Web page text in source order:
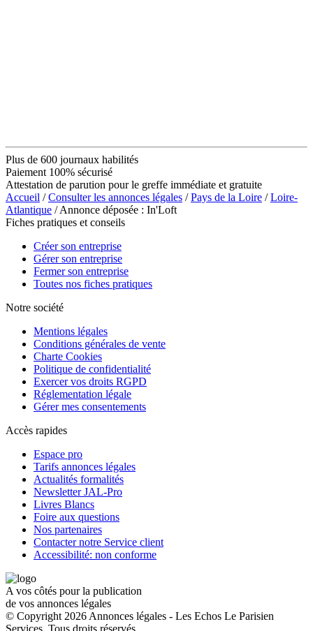
Plus de 600 journaux habilités
Paiement 100% sécurisé
Attestation de parution pour le greffe immédiate et gratuite
Accueil /Consulter les annonces légales /Pays de la Loire /Loire-
Atlantique / Annonce déposée : In'Loft
Fiches pratiques et conseils
Créer son entreprise
Gérer son entreprise
Fermer son entreprise
Toutes nos fiches pratiques
Notre société
Mentions légales
Conditions générales de vente
Charte Cookies
Politique de confidentialité
Exercer vos droits RGPD
Réglementation légale
Gérer mes consentements
Accès rapides
Espace pro
Tarifs annonces légales
Actualités formalités
Newsletter JAL-Pro
Livres Blancs
Foire aux questions
Nos partenaires
Contacter notre Service client
Accessibilité: non conforme
A vos côtés pour la publication
de vos annonces légales
© Copyright 2026 Annonces légales - Les Echos Le Parisien
Services. Tous droits réservés.